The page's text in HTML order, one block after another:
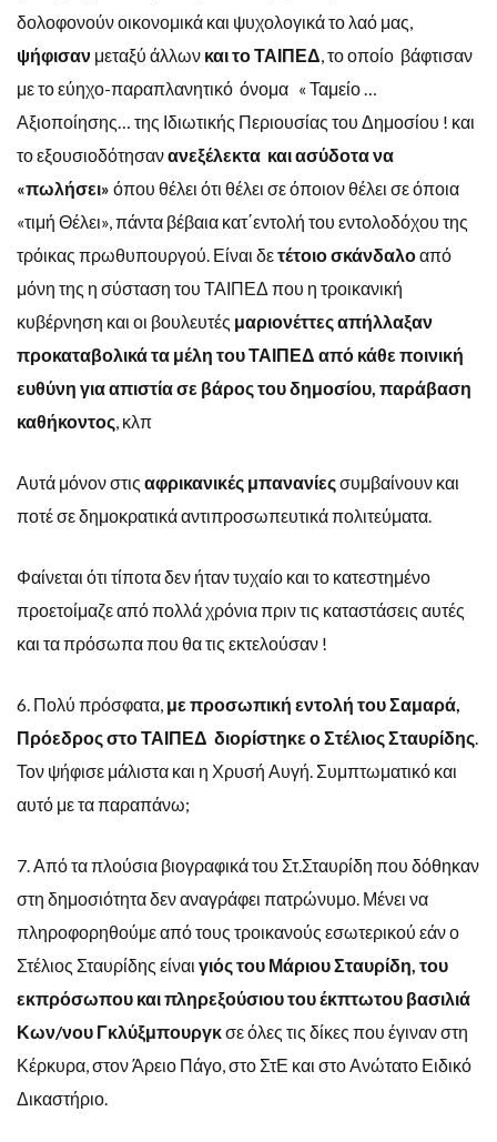
δολοφονούν οικονομικά και ψυχολογικά το λαό μας,
ψήφισαν μεταξύ άλλων και το ΤΑΙΠΕΔ , το οποίο βάφτισαν
με το εύηχο-παραπλανητικό όνομα « Ταμείο …
Αξιοποίησης… της Ιδιωτικής Περιουσίας του Δημοσίου ! και
το εξουσιοδότησανανεξέλεκτα και ασύδοτα να
«πωλήσει» όπου θέλει ότι θέλει σε όποιον θέλει σε όποια
«τιμή Θέλει», πάντα βέβαια κατ΄εντολή του εντολοδόχου της
τρόικας πρωθυπουργού. Είναι δετέτοιο σκάνδαλοαπό
μόνη της η σύσταση του ΤΑΙΠΕΔ που η τροικανική
κυβέρνηση και οι βουλευτές μαριονέττες απήλλαξαν
προκαταβολικά τα μέλη του ΤΑΙΠΕΔ από κάθε ποινική
ευθύνη για απιστία σε βάρος του δημοσίου, παράβαση
καθήκοντος , κλπ
Αυτά μόνον στις αφρικανικές μπανανίεςσυμβαίνουν και
ποτέ σε δημοκρατικά αντιπροσωπευτικά πολιτεύματα.
Φαίνεται ότι τίποτα δεν ήταν τυχαίο και το κατεστημένο
προετοίμαζε από πολλά χρόνια πριν τις καταστάσεις αυτές
και τα πρόσωπα που θα τις εκτελούσαν !
6. Πολύ πρόσφατα, με προσωπική εντολή του Σαμαρά,
Πρόεδρος στο ΤΑΙΠΕΔ διορίστηκε ο Στέλιος Σταυρίδης
Τον ψήφισε μάλιστα και η Χρυσή Αυγή. Συμπτωματικό και
αυτό με τα παραπάνω;
7. Από τα πλούσια βιογραφικά του Στ.Σταυρίδη που δόθηκαν
στη δημοσιότητα δεν αναγράφει πατρώνυμο. Μένει να
πληροφορηθούμε από τους τροικανούς εσωτερικού εάν ο
Στέλιος Σταυρίδης είναι γιός του Μάριου Σταυρίδη, του
εκπρόσωπου και πληρεξούσιου του έκπτωτου βασιλιά
Κων/νου Γκλύξμπουργκσε όλες τις δίκες που έγιναν στη
Κέρκυρα, στον Άρειο Πάγο, στο ΣτΕ και στο Ανώτατο Ειδικό
Δικαστήριο.